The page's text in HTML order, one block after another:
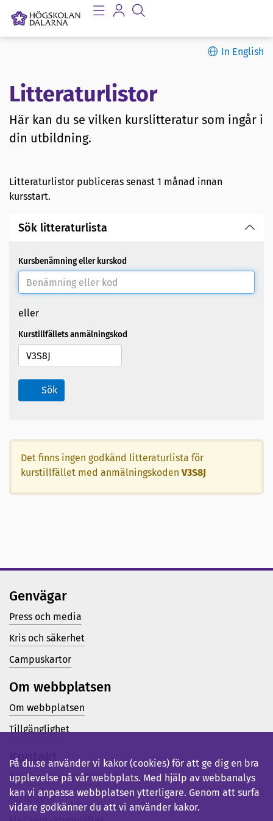
In English
Litteraturlistor
Här kan du se vilken kurslitteratur som ingår i
din utbildning.
Litteraturlistor publiceras senast 1 månad innan
kursstart.
Sök litteraturlista
Kursbenämning eller kurskod
eller
Kurstillfällets anmälningskod
Sök
Det finns ingen godkänd litteraturlista för
kurstillfället med anmälningskoden V3S8J
Genvägar
Press och media
Kris och säkerhet
Campuskartor
Om webbplatsen
Om webbplatsen
Tillgänglighet
Kontakt
Telefon (vx): 023-77 80 00
Hjälpsidor
På du.se använder vi kakor (cookies) för att ge dig en bra
upplevelse på vår webbplats. Med hjälp av webbanalys
kan vi anpassa webbplatsen ytterligare. Genom att surfa
vidare godkänner du att vi använder kakor.